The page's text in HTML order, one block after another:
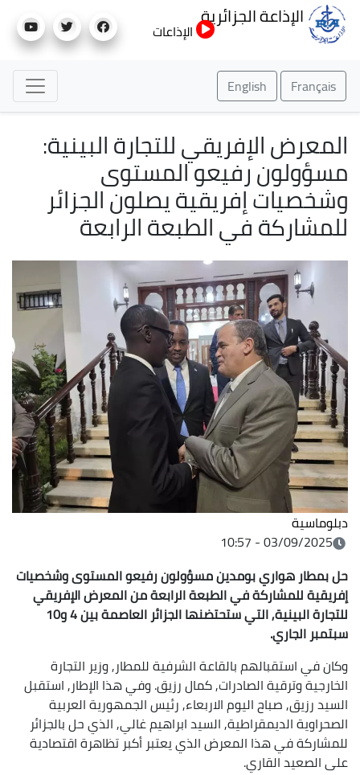
إلى
الإذاعة الجزائرية
الإذاعات
Français
English
المعرض الإفريقي للتجارة البينية:
مسؤولون رفيعو المستوى
وشخصيات إفريقية يصلون الجزائر
للمشاركة في الطبعة الرابعة
دبلوماسية
03/09/2025 - 10:57
حل بمطار هواري بومدين مسؤولون رفيعو المستوى وشخصيات
إفريقية للمشاركة في الطبعة الرابعة من المعرض الإفريقي
للتجارة البينية, التي ستحتضنها الجزائر العاصمة بين 4 و10
سبتمبر الجاري.
وكان في استقبالهم بالقاعة الشرفية للمطار, وزير التجارة
الخارجية وترقية الصادرات, كمال رزيق. وفي هذا الإطار, استقبل
السيد رزيق, صباح اليوم الاربعاء, رئيس الجمهورية العربية
الصحراوية الديمقراطية, السيد ابراهيم غالي, الذي حل بالجزائر
للمشاركة في هذا المعرض الذي يعتبر أكبر تظاهرة اقتصادية
على الصعيد القاري.